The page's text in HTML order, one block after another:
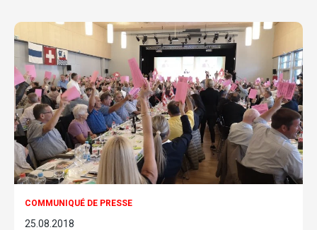
COMMUNIQUÉ DE PRESSE
25.08.2018